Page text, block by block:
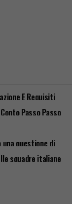
E Requisiti
Passo Passo
una questione di
squadre italiane